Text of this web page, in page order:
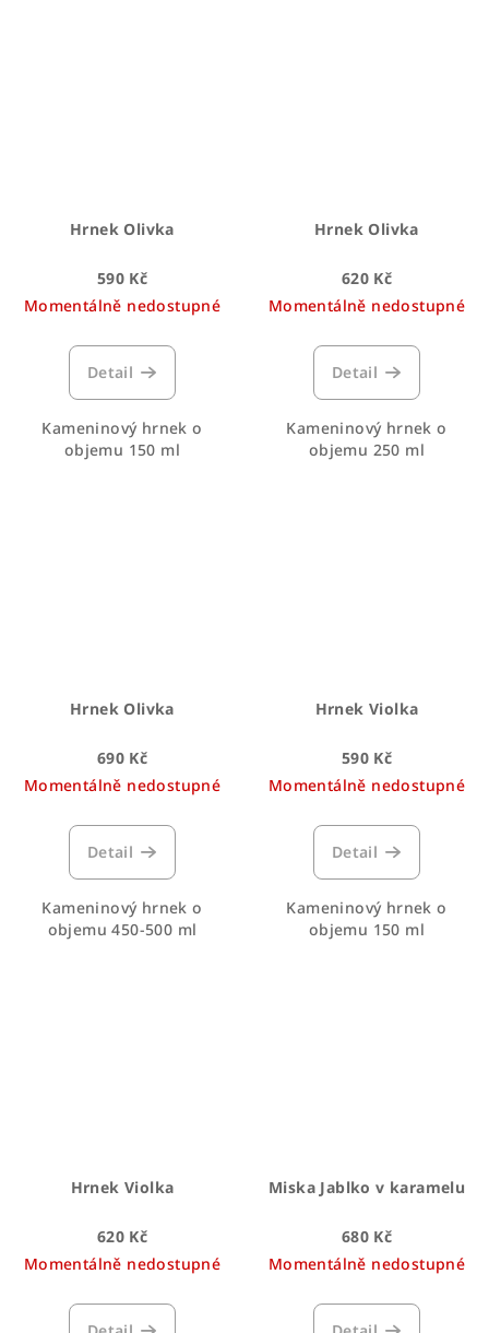
Hrnek Olivka
590 Kč
Momentálně nedostupné
Detail
Kameninový hrnek o
objemu 150 ml
Hrnek Olivka
620 Kč
Momentálně nedostupné
Detail
Kameninový hrnek o
objemu 250 ml
Hrnek Olivka
690 Kč
Momentálně nedostupné
Detail
Kameninový hrnek o
objemu 450-500 ml
Hrnek Violka
590 Kč
Momentálně nedostupné
Detail
Kameninový hrnek o
objemu 150 ml
Hrnek Violka
620 Kč
Momentálně nedostupné
Miska Jablko v karamelu
680 Kč
Momentálně nedostupné